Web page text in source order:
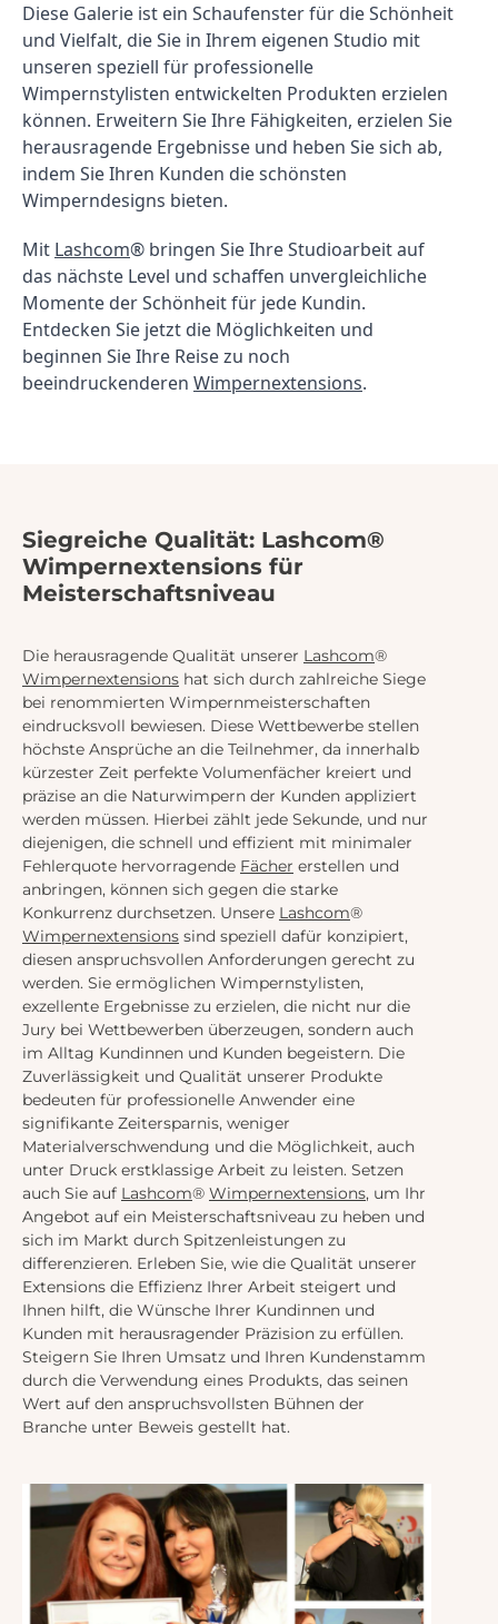
Diese Galerie ist ein Schaufenster für die Schönheit
und Vielfalt, die Sie in Ihrem eigenen Studio mit
unseren speziell für professionelle
Wimpernstylisten entwickelten Produkten erzielen
können. Erweitern Sie Ihre Fähigkeiten, erzielen Sie
herausragende Ergebnisse und heben Sie sich ab,
indem Sie Ihren Kunden die schönsten
Wimperndesigns bieten.
Mit Lashcom® bringen Sie Ihre Studioarbeit auf
das nächste Level und schaffen unvergleichliche
Momente der Schönheit für jede Kundin.
Entdecken Sie jetzt die Möglichkeiten und
beginnen Sie Ihre Reise zu noch
beeindruckenderen Wimpernextensions.
Siegreiche Qualität: Lashcom®
Wimpernextensions für
Meisterschaftsniveau
Die herausragende Qualität unserer Lashcom®
Wimpernextensions hat sich durch zahlreiche Siege
bei renommierten Wimpernmeisterschaften
eindrucksvoll bewiesen. Diese Wettbewerbe stellen
höchste Ansprüche an die Teilnehmer, da innerhalb
kürzester Zeit perfekte Volumenfächer kreiert und
präzise an die Naturwimpern der Kunden appliziert
werden müssen. Hierbei zählt jede Sekunde, und nur
diejenigen, die schnell und effizient mit minimaler
Fehlerquote hervorragende Fächer erstellen und
anbringen, können sich gegen die starke
Konkurrenz durchsetzen. Unsere Lashcom®
Wimpernextensions sind speziell dafür konzipiert,
diesen anspruchsvollen Anforderungen gerecht zu
werden. Sie ermöglichen Wimpernstylisten,
exzellente Ergebnisse zu erzielen, die nicht nur die
Jury bei Wettbewerben überzeugen, sondern auch
im Alltag Kundinnen und Kunden begeistern. Die
Zuverlässigkeit und Qualität unserer Produkte
bedeuten für professionelle Anwender eine
signifikante Zeitersparnis, weniger
Materialverschwendung und die Möglichkeit, auch
unter Druck erstklassige Arbeit zu leisten. Setzen
auch Sie auf Lashcom® Wimpernextensions, um Ihr
Angebot auf ein Meisterschaftsniveau zu heben und
sich im Markt durch Spitzenleistungen zu
differenzieren. Erleben Sie, wie die Qualität unserer
Extensions die Effizienz Ihrer Arbeit steigert und
Ihnen hilft, die Wünsche Ihrer Kundinnen und
Kunden mit herausragender Präzision zu erfüllen.
Steigern Sie Ihren Umsatz und Ihren Kundenstamm
durch die Verwendung eines Produkts, das seinen
Wert auf den anspruchsvollsten Bühnen der
Branche unter Beweis gestellt hat.